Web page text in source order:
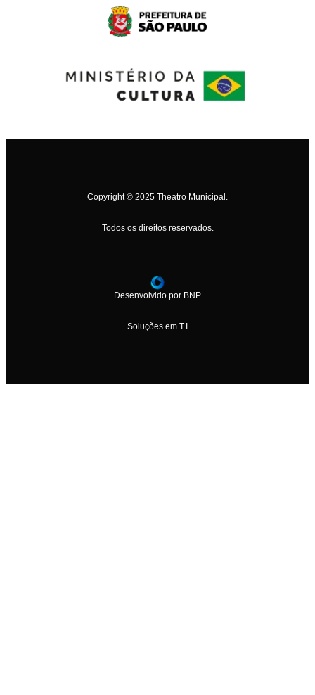
Copyright © 2025 Theatro Municipal.
Todos os direitos reservados.
Desenvolvido por BNP
Soluções em T.I